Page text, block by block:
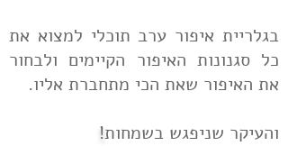
בגלריית איפור ערב תוכלי למצוא את
כל סגנונות האיפור הקיימים ולבחור
את האיפור שאת הכי מתחברת אליו.
והעיקר שניפגש בשמחות!